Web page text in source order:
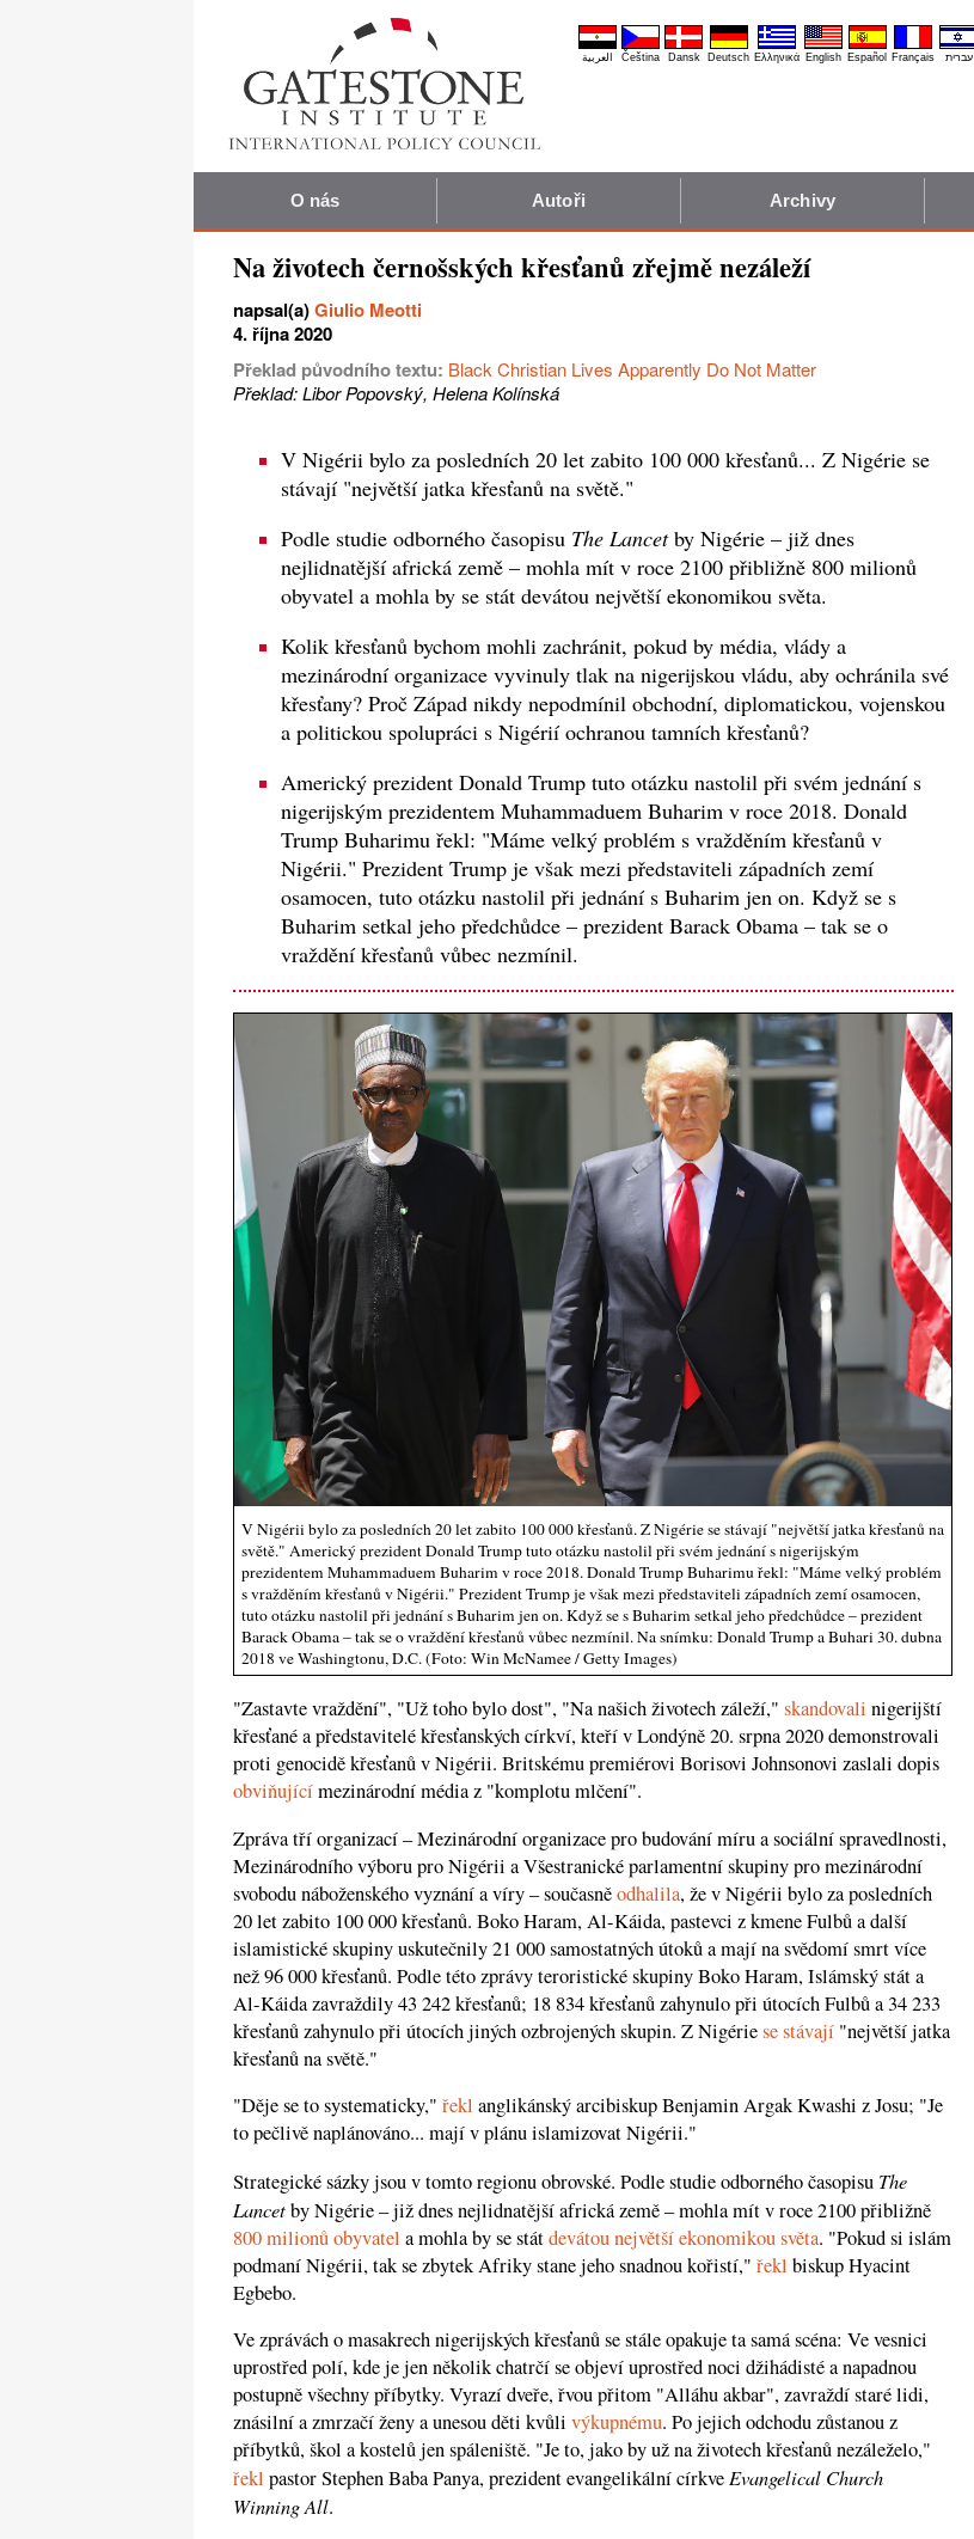
العربية Čeština Dansk Deutsch Ελληνικά English Español Français עברית
O nás Autoři Archivy
Na životech černošských křesťanů zřejmě nezáleží
napsal(a)Giulio Meotti
4. října 2020
Překlad původního textu: Black Christian Lives Apparently Do Not Matter
Překlad: Libor Popovský, Helena Kolínská
V Nigérii bylo za posledních 20 let zabito 100 000 křesťanů... Z Nigérie se
stávají "největší jatka křesťanů na světě."
Podle studie odborného časopisu The Lancetby Nigérie – již dnes
nejlidnatější africká země – mohla mít v roce 2100 přibližně 800 milionů
obyvatel a mohla by se stát devátou největší ekonomikou světa.
Kolik křesťanů bychom mohli zachránit, pokud by média, vlády a
mezinárodní organizace vyvinuly tlak na nigerijskou vládu, aby ochránila své
křesťany? Proč Západ nikdy nepodmínil obchodní, diplomatickou, vojenskou
a politickou spolupráci s Nigérií ochranou tamních křesťanů?
Americký prezident Donald Trump tuto otázku nastolil při svém jednání s
nigerijským prezidentem Muhammaduem Buharim v roce 2018. Donald
Trump Buharimu řekl: "Máme velký problém s vražděním křesťanů v
Nigérii." Prezident Trump je však mezi představiteli západních zemí
osamocen, tuto otázku nastolil při jednání s Buharim jen on. Když se s
Buharim setkal jeho předchůdce – prezident Barack Obama – tak se o
vraždění křesťanů vůbec nezmínil.
V Nigérii bylo za posledních 20 let zabito 100 000 křesťanů. Z Nigérie se stávají "největší jatka křesťanů na
světě." Americký prezident Donald Trump tuto otázku nastolil při svém jednání s nigerijským
prezidentem Muhammaduem Buharim v roce 2018. Donald Trump Buharimu řekl: "Máme velký problém
s vražděním křesťanů v Nigérii." Prezident Trump je však mezi představiteli západních zemí osamocen,
tuto otázku nastolil při jednání s Buharim jen on. Když se s Buharim setkal jeho předchůdce – prezident
Barack Obama – tak se o vraždění křesťanů vůbec nezmínil. Na snímku: Donald Trump a Buhari 30. dubna
2018 ve Washingtonu, D.C. (Foto: Win McNamee / Getty Images)
"Zastavte vraždění", "Už toho bylo dost", "Na našich životech záleží," skandovali nigerijští
křesťané a představitelé křesťanských církví, kteří v Londýně 20. srpna 2020 demonstrovali
proti genocidě křesťanů v Nigérii. Britskému premiérovi Borisovi Johnsonovi zaslali dopis
obviňujícímezinárodní média z "komplotu mlčení".
Zpráva tří organizací – Mezinárodní organizace pro budování míru a sociální spravedlnosti,
Mezinárodního výboru pro Nigérii a Všestranické parlamentní skupiny pro mezinárodní
svobodu náboženského vyznání a víry – současněodhalila, že v Nigérii bylo za posledních
20 let zabito 100 000 křesťanů. Boko Haram, Al-Káida, pastevci z kmene Fulbů a další
islamistické skupiny uskutečnily 21 000 samostatných útoků a mají na svědomí smrt více
než 96 000 křesťanů. Podle této zprávy teroristické skupiny Boko Haram, Islámský stát a
Al-Káida zavraždily 43 242 křesťanů; 18 834 křesťanů zahynulo při útocích Fulbů a 34 233
křesťanů zahynulo při útocích jiných ozbrojených skupin. Z Nigériese stávají "největší jatka
křesťanů na světě."
"Děje se to systematicky," řekl anglikánský arcibiskup Benjamin Argak Kwashi z Josu; "Je
to pečlivě naplánováno... mají v plánu islamizovat Nigérii."
Strategické sázky jsou v tomto regionu obrovské. Podle studie odborného časopisu The
Lancetby Nigérie – již dnes nejlidnatější africká země – mohla mít v roce 2100 přibližně
800 milionů obyvatel a mohla by se státdevátou největší ekonomikou světa. "Pokud si islám
podmaní Nigérii, tak se zbytek Afriky stane jeho snadnou kořistí," řekl biskup Hyacint
Egbebo.
Ve zprávách o masakrech nigerijských křesťanů se stále opakuje ta samá scéna: Ve vesnici
uprostřed polí, kde je jen několik chatrčí ​​se objeví uprostřed noci džihádisté a napadnou
postupně všechny příbytky. Vyrazí dveře, řvou přitom "Alláhu akbar", zavraždí staré lidi,
znásilní a zmrzačí ženy a unesou děti kvůli výkupnému. Po jejich odchodu zůstanou z
příbytků, škol a kostelů jen spáleniště. "Je to, jako by už na životech křesťanů nezáleželo,"
řekl pastor Stephen Baba Panya, prezident evangelikální církveEvangelical Church
Winning All.